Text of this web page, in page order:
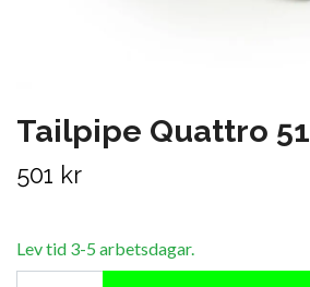
Tailpipe Quattro 51
501 kr
Lev tid 3-5 arbetsdagar.